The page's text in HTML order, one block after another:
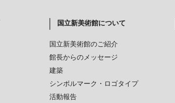
国立新美術館について
国立新美術館のご紹介
館長からのメッセージ
建築
シンボルマーク・ロゴタイプ
活動報告